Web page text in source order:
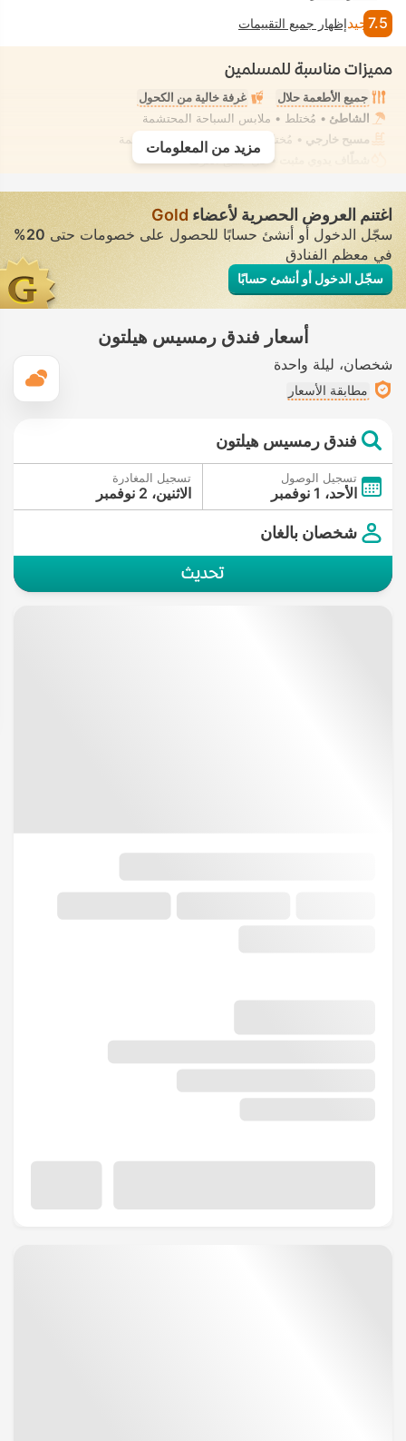
7.5 جيدإظهار جميع التقييمات
مميزات مناسبة للمسلمين
جميع الأطعمة حلال
غرفة خالية من الكحول
الشاطئ • مُختلط • ملابس السباحة المحتشمة
مسبح خارجي • مُختلط • ملابس السباحة المحتشمة
• في جميع الغرف
مزيد من المعلومات
اغتنم العروض الحصرية لأعضاء Gold
سجّل الدخول أو أنشئ حسابًا للحصول على خصومات حتى20%
في معظم الفنادق
سجّل الدخول أو أنشئ حسابًا
أسعار فندق رمسيس هيلتون
شخصان ليلة واحدة
مطابقة الأسعار
فندق رمسيس هيلتون
تسجيل الوصول
الأحد، 1 نوفمبر
تسجيل المغادرة
الاثنين، 2 نوفمبر
شخصان بالغان
تحديث